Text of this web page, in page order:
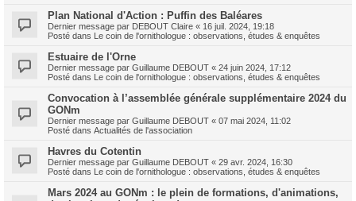
Plan National d'Action : Puffin des Baléares
Dernier message par DEBOUT Claire « 16 juil. 2024, 19:18
Posté dans Le coin de l'ornithologue : observations, études & enquêtes
Estuaire de l'Orne
Dernier message par Guillaume DEBOUT « 24 juin 2024, 17:12
Posté dans Le coin de l'ornithologue : observations, études & enquêtes
Convocation à l’assemblée générale supplémentaire 2024 du
GONm
Dernier message par Guillaume DEBOUT « 07 mai 2024, 11:02
Posté dans Actualités de l'association
Havres du Cotentin
Dernier message par Guillaume DEBOUT « 29 avr. 2024, 16:30
Posté dans Le coin de l'ornithologue : observations, études & enquêtes
Mars 2024 au GONm : le plein de formations, d'animations,